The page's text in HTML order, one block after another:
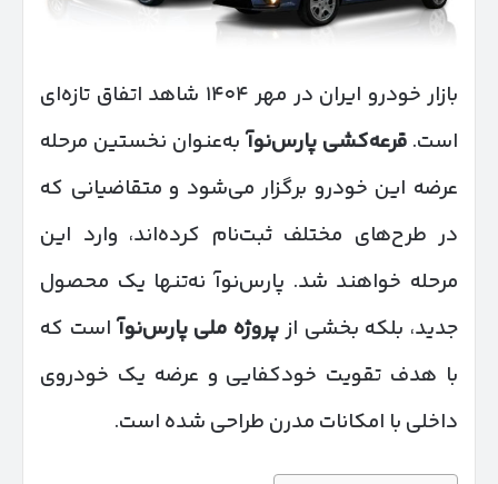
بازار خودرو ایران در مهر ۱۴۰۴ شاهد اتفاق تازه‌ای
است.قرعه‌کشی پارس‌نوآبه‌عنوان نخستین مرحله
عرضه این خودرو برگزار می‌شود و متقاضیانی که
در طرح‌های مختلف ثبت‌نام کرده‌اند، وارد این
مرحله خواهند شد. پارس‌نوآ نه‌تنها یک محصول
جدید، بلکه بخشی ازپروژه ملی پارس‌نوآاست که
با هدف تقویت خودکفایی و عرضه یک خودروی
داخلی با امکانات مدرن طراحی شده است.